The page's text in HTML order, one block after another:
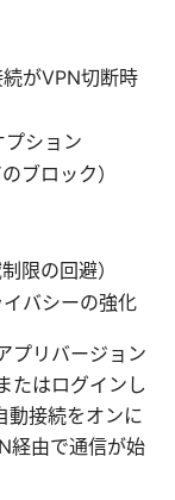
がVPN切断時
ション
ブロック）
限の回避）
バシーの強化
プリバージョン
たはログインし
動接続をオンに
経由で通信が始